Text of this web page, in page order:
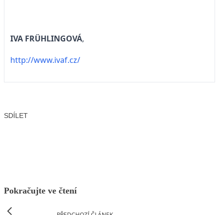
IVA FRÜHLINGOVÁ,
http://www.ivaf.cz/
SDÍLET
Pokračujte ve čtení